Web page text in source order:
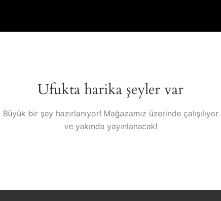
Ufukta harika şeyler var
Büyük bir şey hazırlanıyor! Mağazamız üzerinde çalışılıyor
ve yakında yayınlanacak!